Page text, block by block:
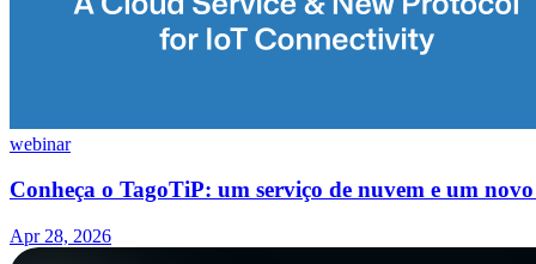
webinar
Conheça o TagoTiP: um serviço de nuvem e um
Apr 28, 2026